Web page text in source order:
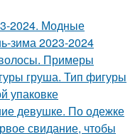
2024. Модные
зима 2023-2024
Примеры
груша. Тип фигуры
упаковке
девушке. По одежке
свидание, чтобы